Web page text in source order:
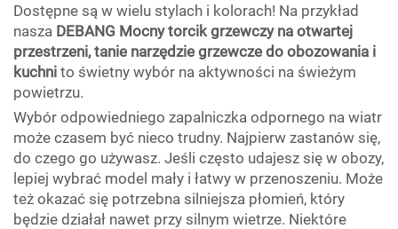
Dostępne są w wielu stylach i kolorach! Na przykład
nasza DEBANG Mocny torcik grzewczy na otwartej
przestrzeni, tanie narzędzie grzewcze do obozowania i
kuchni to świetny wybór na aktywności na świeżym
powietrzu.
Wybór odpowiedniego zapalniczka odpornego na wiatr
może czasem być nieco trudny. Najpierw zastanów się,
do czego go używasz. Jeśli często udajesz się w obozy,
lepiej wybrać model mały i łatwy w przenoszeniu. Może
też okazać się potrzebna silniejsza płomień, który
będzie działał nawet przy silnym wietrze. Niektóre